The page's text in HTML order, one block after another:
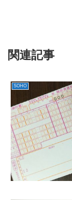
関連記事
SOHO